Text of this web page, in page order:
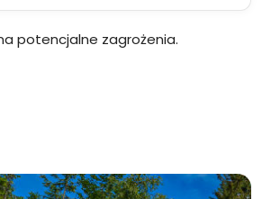
potencjalne zagrożenia.